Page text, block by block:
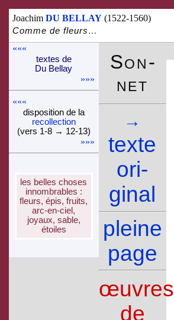
JoachimDU BELLAY (1522-1560)
Comme de fleurs…
«««
textes de
Du Bellay
»»»
«««
dispo­si­tion de la
recol­lec­tion
(vers 1-8 → 12-13)
»»»
les belles choses
innom­brables :
fleurs, épis, fruits,
arc-en-ciel,
joyaux, sable,
étoiles
Son­
net
→
texte
ori­
ginal
pleine
page
œuvres
de